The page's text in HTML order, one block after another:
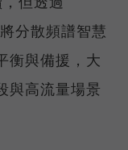
分散頻譜智慧
衡與備援，大
與高流量場景